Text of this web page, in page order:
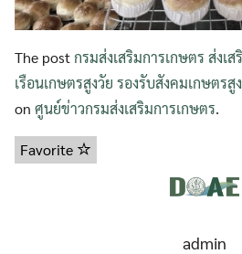
The postกรมส่งเสริมการเกษตร ส่งเ
เรือนเกษตรสูงวัย รองรับสังคมเกษตรสู
on ศูนย์ข่าวกรมส่งเสริมการเกษตร.
Favorite
admin